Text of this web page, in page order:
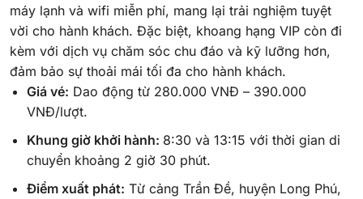
máy lạnh và wifi miễn phí, mang lại trải nghiệm tuyệt
vời cho hành khách. Đặc biệt, khoang hạng VIP còn đi
kèm với dịch vụ chăm sóc chu đáo và kỹ lưỡng hơn,
đảm bảo sự thoải mái tối đa cho hành khách.
Giá vé: Dao động từ 280.000 VNĐ – 390.000
VNĐ/lượt.
Khung giờ khởi hành: 8:30 và 13:15 với thời gian di
chuyển khoảng 2 giờ 30 phút.
Điểm xuất phát: Từ cảng Trần Đề, huyện Long Phú,